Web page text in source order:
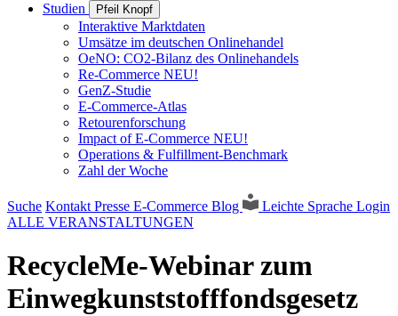
Studien
Pfeil Knopf
Interaktive Marktdaten
Umsätze im deutschen Onlinehandel
OeNO: CO2-Bilanz des Onlinehandels
Re-Commerce NEU!
GenZ-Studie
E-Commerce-Atlas
Retourenforschung
Impact of E-Commerce NEU!
Operations & Fulfillment-Benchmark
Zahl der Woche
Suche Kontakt Presse E-Commerce Blog Leichte Sprache Login
ALLE VERANSTALTUNGEN
RecycleMe-Webinar zum
Einwegkunststofffondsgesetz